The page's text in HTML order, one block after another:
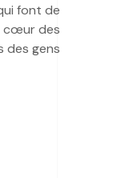
font de
cœur des
des gens